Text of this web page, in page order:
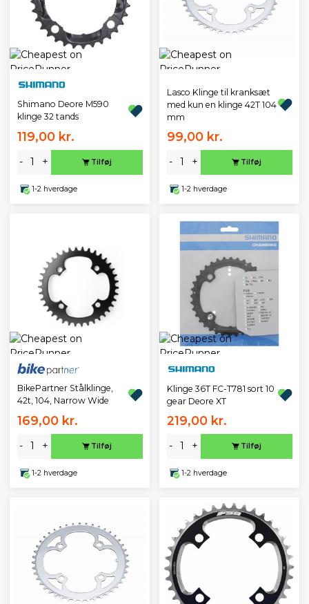
Shimano Deore M590
klinge 32 tands
119,00 kr.
- + Tilføj
1-2 hverdage
Lasco Klinge til kranksæt
med kun en klinge 42T 104
mm
99,00 kr.
- + Tilføj
1-2 hverdage
BikePartner Stålklinge,
42t, 104, Narrow Wide
169,00 kr.
- + Tilføj
1-2 hverdage
Klinge 36T FC-T781 sort 10
gear Deore XT
219,00 kr.
- + Tilføj
1-2 hverdage